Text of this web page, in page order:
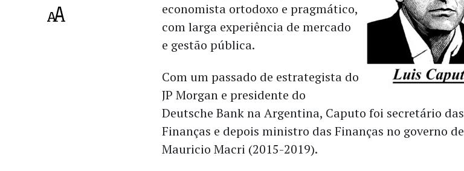
economista ortodoxo e pragmático,
com larga experiência de mercado
e gestão pública.
Com um passado de estrategista do
JP Morgan e presidente do
Deutsche Bank na Argentina, Caputo foi secretário das
Finanças e depois ministro das Finanças no governo de
Mauricio Macri (2015-2019).